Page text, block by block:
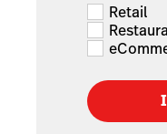
Retail